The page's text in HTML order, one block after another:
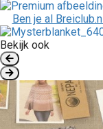
Ben je al
Bekijk ook